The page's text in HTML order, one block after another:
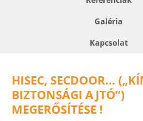
Galéria
Kapcsolat
HISEC, SECDOOR...
BIZTONSÁGI AJTÓ”)
MEGERŐSÍTÉSE !